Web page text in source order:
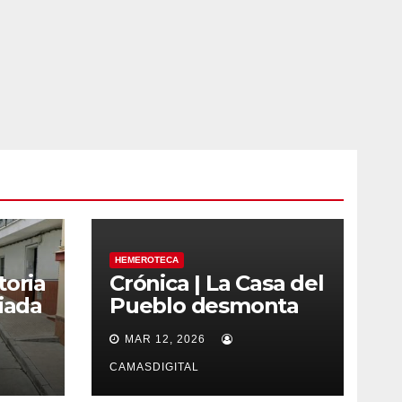
HEMEROTECA
Crónica | La Casa del
Pueblo desmonta
los bulos sobre la
regularización de
migrantes
MAR 12, 2026
CAMASDIGITAL